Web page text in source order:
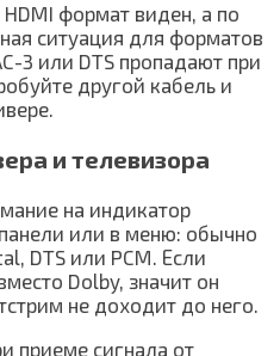
формат виден, а по
ситуация для форматов
3 или DTS пропадают при
другой кабель и
и телевизора
на индикатор
или в меню: обычно
DTS или PCM. Если
Dolby, значит он
не доходит до него.
приеме сигнала от